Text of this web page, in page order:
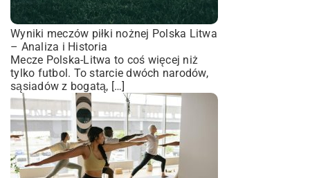
Wyniki meczów piłki nożnej Polska Litwa
– Analiza i Historia
Mecze Polska-Litwa to coś więcej niż
tylko futbol. To starcie dwóch narodów,
sąsiadów z bogatą, […]